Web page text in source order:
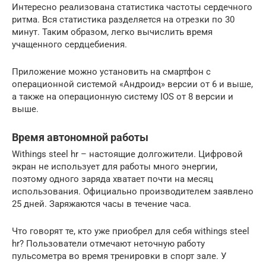
Интересно реализована статистика частоты сердечного
ритма. Вся статистика разделяется на отрезки по 30
минут. Таким образом, легко вычислить время
учащенного сердцебиения.
Приложение можно установить на смартфон с
операционной системой «Андроид» версии от 6 и выше,
а также на операционную систему IOS от 8 версии и
выше.
Время автономной работы
Withings steel hr – настоящие долгожители. Цифровой
экран не использует для работы много энергии,
поэтому одного заряда хватает почти на месяц
использования. Официально производителем заявлено
25 дней. Заряжаются часы в течение часа.
Что говорят те, кто уже приобрел для себя withings steel
hr? Пользователи отмечают неточную работу
пульсометра во время тренировки в спорт зале. У